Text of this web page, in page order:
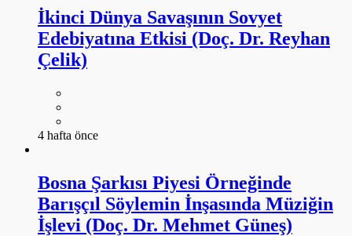
İkinci Dünya Savaşının Sovyet
Edebiyatına Etkisi (Doç. Dr. Reyhan
Çelik)
4 hafta önce
Bosna Şarkısı Piyesi Örneğinde
Barışçıl Söylemin İnşasında Müziğin
İşlevi (Doç. Dr. Mehmet Güneş)